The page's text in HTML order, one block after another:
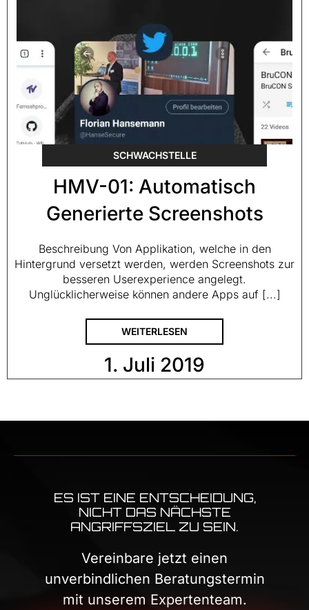
SCHWACHSTELLE
HMV-01: Automatisch
Generierte Screenshots
Beschreibung Von Applikation, welche in den
Hintergrund versetzt werden, werden Screenshots zur
besseren Userexperience angelegt.
Unglücklicherweise können andere Apps auf [...]
WEITERLESEN
1. Juli 2019
ES IST EINE ENTSCHEIDUNG,
NICHT DAS NÄCHSTE
ANGRIFFSZIEL ZU SEIN.
Vereinbare jetzt einen
unverbindlichen Beratungstermin
mit unserem Expertenteam.